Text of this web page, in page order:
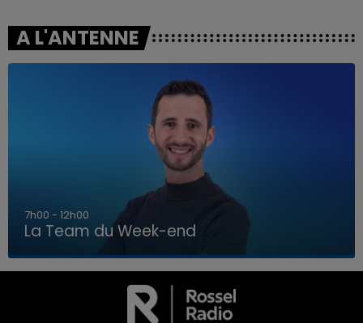
LA TEAM DU WEEK-END
A L'ANTENNE
7h00 - 12h00
La Team du Week-end